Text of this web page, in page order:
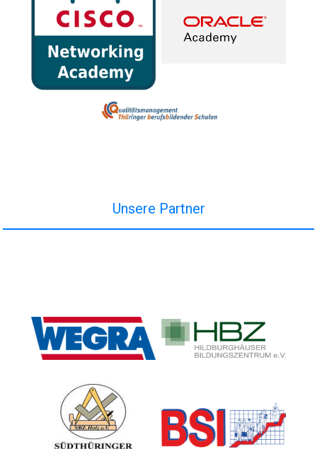
Unsere Partner